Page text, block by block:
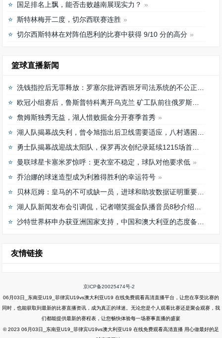
国足排名上飘，能否击败越南展现实力？
斯特林梅开二度，切尔西联赛连胜
切尔西斯特林在对阵伯恩利的比赛中获得 9/10 分的高分
篮球直播新闻
洗钱指控后无罪释放：罗塞尔批评西班牙司法系统的不公正待遇
欧冠小组赛后，鲁斯普特科离开乌克兰 矿工队前往俄罗斯，未来发展如何？
詹姆斯独秀无益，湖人惜败掘金分开赛季首秀
湖人队揭幕战失利，曾令旭指出后卫线需要适应，八村遇困难
勇士队揭幕战迎战太阳队，保罗再次创纪录延续1215场首发之路
曼联球星卡塞米罗惊呼：更衣室不稳定，球队对他要求低
乔治娜的球迷造型成为利雅得胜利的幸运符号
贝林厄姆：皇马的不可或缺一员，进球和助攻数据证明重要性
湖人队新闻发布会引调侃，记者嘲笑掘金队播音员8秒介绍首发阵容速度
沙特世界杯申办获亚洲国家支持，中国和澳大利亚的态度备受关注
友情链接
京ICP备20025474号-2
06月03日_东南亚U19_菲律宾U19vs澳大利亚U19 在线免费观看高清直播平台，让您在享受比赛的
同时，也能获取到最新的比赛直播资讯，成为真正的球迷。无论您是个人观看比赛还是聚会观赛，我
们都能提供最新的赛程表，让您畅快体验每一场赛事直播的盛宴
© 2023 06月03日_东南亚U19_菲律宾U19vs澳大利亚U19 在线免费观看高清直播 用心做最好的足